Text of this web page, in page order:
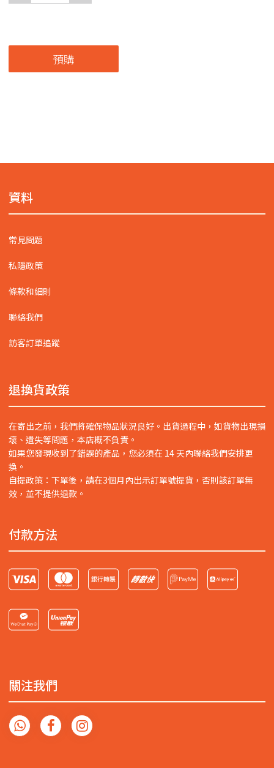
預購
資料
常見問題
私隱政策
條款和細則
聯絡我們
訪客訂單追蹤
退換貨政策
在寄出之前，我們將確保物品狀況良好。出貨過程中，如貨物出現損
壞、遺失等問題，本店概不負責。
如果您發現收到了錯誤的產品，您必須在 14 天內聯絡我們安排更
換。
自提政策：下單後，請在3個月內出示訂單號提貨，否則該訂單無
效，並不提供退款。
付款方法
關注我們